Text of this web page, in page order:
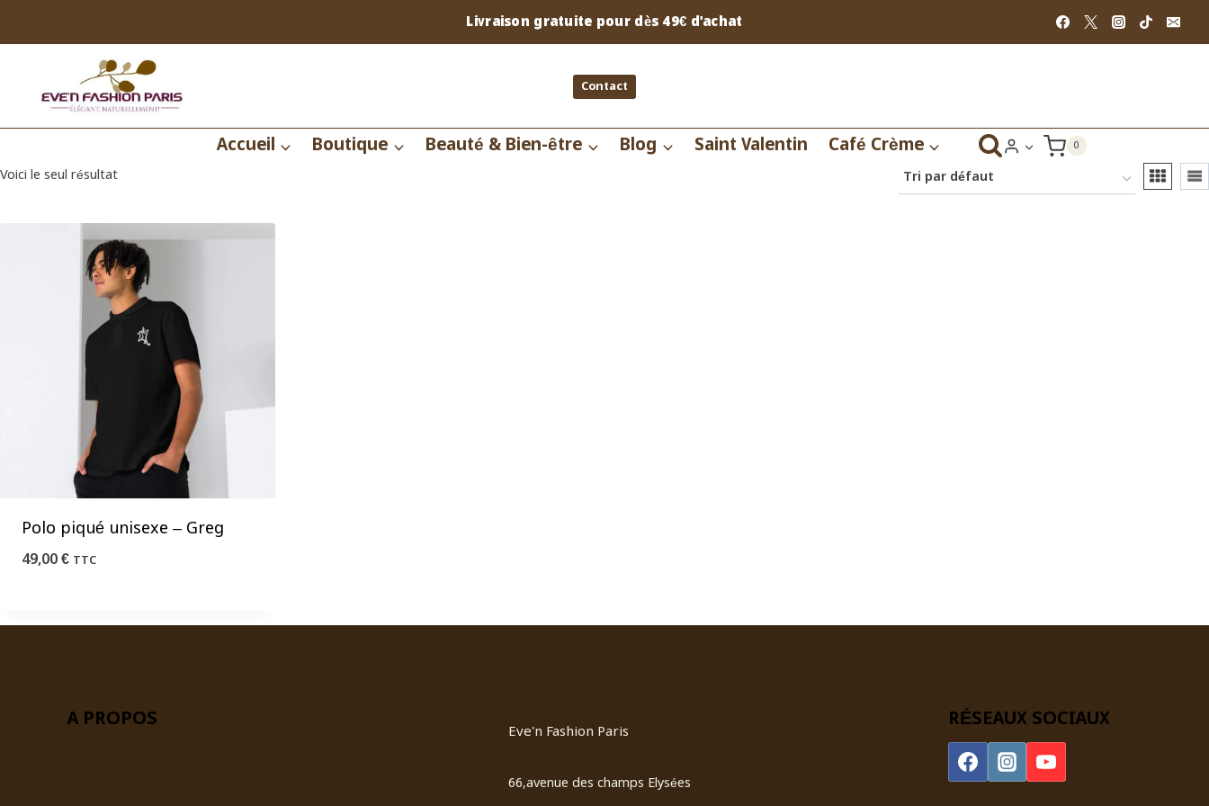
au
Livraison gratuite pour dès 49€ d'achat
Contact
Accueil Boutique Beauté & Bien-être Blog Saint Valentin Café Crème 0
Voici le seul résultat
Polo piqué unisexe – Greg
49,00€ TTC
A PROPOS
Eve'n Fashion Paris
66,avenue des champs Elysées
RÉSEAUX SOCIAUX